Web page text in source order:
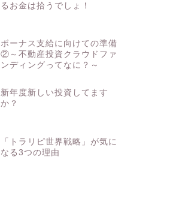
るお金は拾うでしょ！
ボーナス支給に向けての準備
②～不動産投資クラウドファ
ンディングってなに？～
新年度新しい投資してます
か？
「トラリピ世界戦略」が気に
なる3つの理由